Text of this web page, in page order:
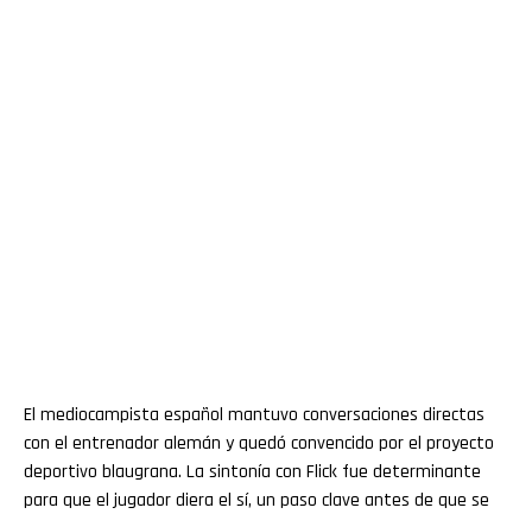
El mediocampista español mantuvo conversaciones directas
con el entrenador alemán y quedó convencido por el proyecto
deportivo blaugrana. La sintonía con Flick fue determinante
para que el jugador diera el sí, un paso clave antes de que se